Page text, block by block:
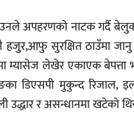
उनले अपहरणको नाटक गर्दै
हजुर,आफु सुरक्षित ठाउँमा
म्यासेज लेखेर एकाएक बेपत्ता
डिएसपी मुकुन्द रिजाल,
उद्धार र असन्धानमा खटेको